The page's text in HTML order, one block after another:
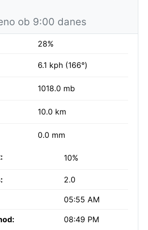
ob 9:00 danes
28%
6.1 kph (166°)
1018.0 mb
10.0 km
0.0 mm
10%
2.0
05:55 AM
08:49 PM